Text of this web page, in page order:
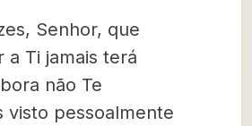
Senhor, que
a Ti jamais terá
não Te
visto pessoalmente